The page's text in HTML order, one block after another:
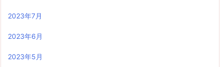
2023年7月
2023年6月
2023年5月